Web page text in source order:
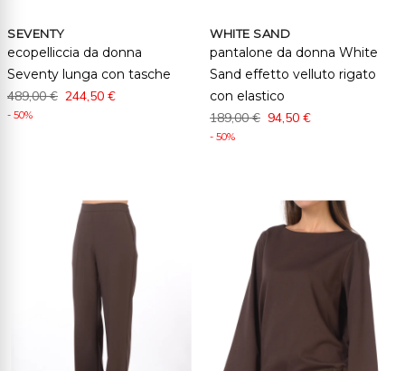
SEVENTY
ecopelliccia da donna
Seventy lunga con tasche
489,00 € 244,50 €
- 50%
WHITE SAND
pantalone da donna White
Sand effetto velluto rigato
con elastico
189,00 € 94,50 €
- 50%